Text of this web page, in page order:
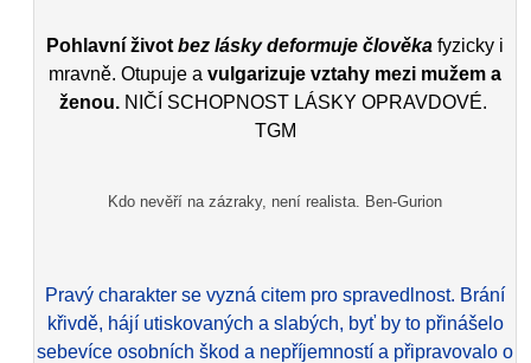
Pohlavní život bez lásky deformuje člověka fyzicky i
mravně. Otupuje avulgarizuje vztahy mezi mužem a
ženou. NIČÍ SCHOPNOST LÁSKY OPRAVDOVÉ.
TGM
Kdo nevěří na zázraky, není realista. Ben-Gurion
Pravý charakter se vyzná citem pro spravedlnost. Brání
křivdě, hájí utiskovaných a slabých, byť by to přinášelo
sebevíce osobních škod a nepříjemností a připravovalo o